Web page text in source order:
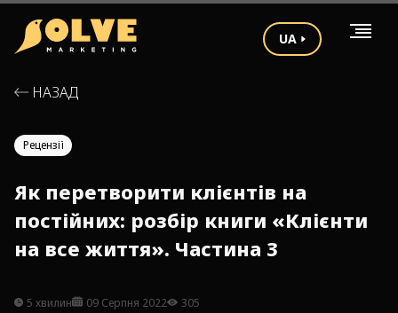
UA
НАЗАД
Рецензії
Як перетворити клієнтів на
постійних: розбір книги «Клієнти
на все життя». Частина 3
5 хвилин 09 Серпня 2022 305